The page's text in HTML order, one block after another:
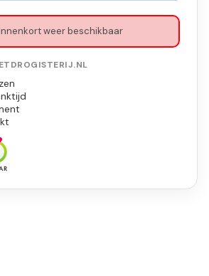
weer beschikbaar